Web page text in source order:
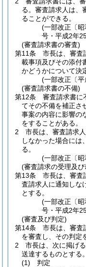
る。 審査請求人は、
ることができる。
(一部改正〔
号・平成2年
(審査請求書の審査)
第11条
市長は、審査
載事項及びその添付
かどうかについて決
(一部改正〔
(審査請求書の不備)
第12条
審査請求書に
てその不備を補正さ
事案の内容に影響の
をすることがある。
2
市長は、審査請求
しなかった場合には
る。
(一部改正〔
(審査請求の受理及
第13条
市長は、審査
査請求人に通知しな
とする。
(一部改正〔
号・平成2年
(審査及び判定)
第14条
市長は、審査
を審査し、その判定
2
市長は、次に掲げ
送達するものとする。
(1)
判定